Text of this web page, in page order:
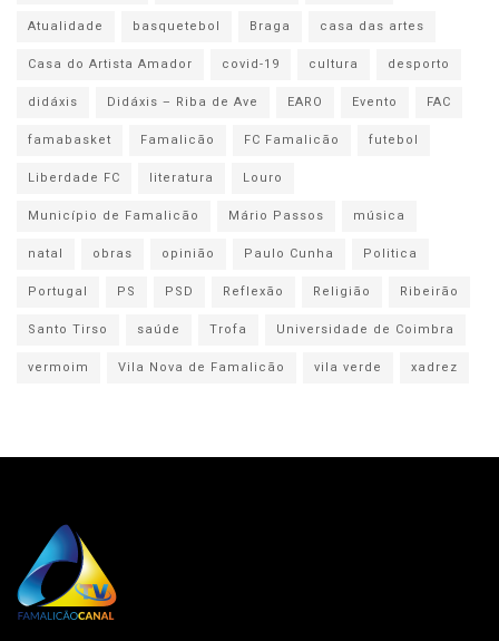
Atualidade
basquetebol Braga
casa das artes
Casa do Artista Amador
covid-19 cultura
desporto
didáxis
Didáxis – Riba de Ave EARO Evento
FAC
famabasket
Famalicão FC Famalicão
futebol
Liberdade FC
literatura
Louro
Município de Famalicão
Mário Passos
música
natal
obras opinião Paulo Cunha
Politica
Portugal
PS PSD Reflexão Religião
Ribeirão
Santo Tirso
saúde Trofa
Universidade de Coimbra
vermoim
Vila Nova de Famalicão vila verde xadrez